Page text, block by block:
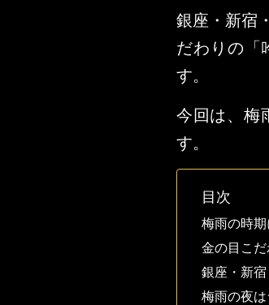
銀座・新宿
だわりの「
す。
今回は、梅
す。
目次
梅雨の時
金の目こだ
銀座・新
梅雨の夜